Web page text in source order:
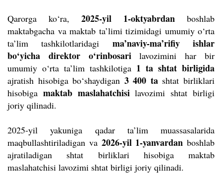
Qarorga ko‘ra, 2025-yil 1-oktyabrdan boshlab
maktabgacha va maktab ta’limi tizimidagi umumiy o‘rta
ta’lim tashkilotlaridagi ma’naviy-ma’rifiy ishlar
bo‘yicha direktor o‘rinbosarilavozimini har bir
umumiy o‘rta ta’lim tashkilotiga 1 ta shtat birligida
ajratish hisobiga bo‘shaydigan 3 400 tashtat birliklari
hisobiga maktab maslahatchisilavozimi shtat birligi
joriy qilinadi.
2025-yil yakuniga qadar ta’lim muassasalarida
maqbullashtiriladigan va 2026-yil 1-yanvardan boshlab
ajratiladigan shtat birliklari hisobiga maktab
maslahatchisi lavozimi shtat birligi joriy qilinadi.